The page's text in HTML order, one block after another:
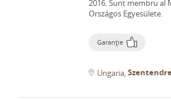
2016.Sunt membru al
Országos Egyesülete.
Garanție
Ungaria Szentendre